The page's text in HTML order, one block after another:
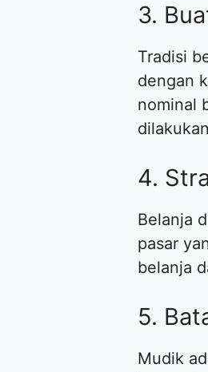
3.
Tradisi
dengan
nominal
4.
Belanja
pasar
belanja
5.
Mudik